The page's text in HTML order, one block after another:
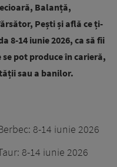
Balanță,
Pești și află ce ți-
8-14 iunie 2026, ca să fii
pot produce în carieră,
sau a banilor.
8-14 iunie 2026
8-14 iunie 2026